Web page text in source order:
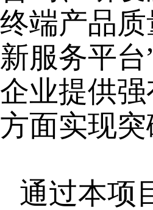
终端产品
新服务平
企业提供
方面实现
通过本项